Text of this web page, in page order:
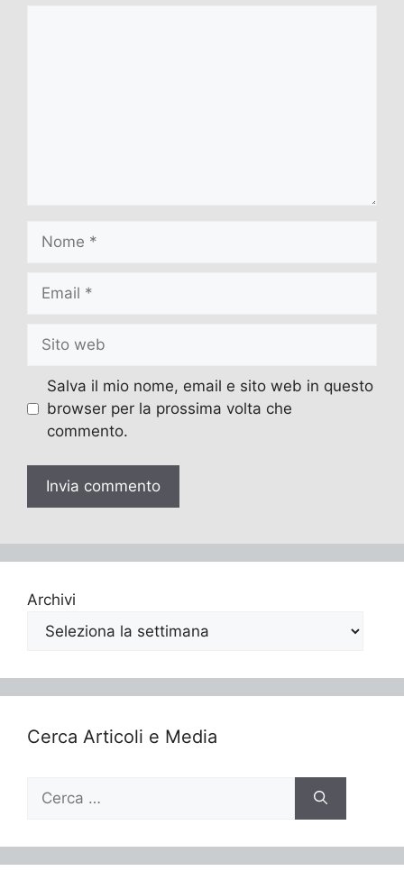
web
Salva il mio nome, email e sito web in questo
browser per la prossima volta che
commento.
Archivi
Cerca Articoli e Media
Ricerca